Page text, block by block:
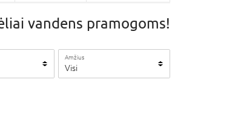
vandens pramogoms!
Amžius
Visi